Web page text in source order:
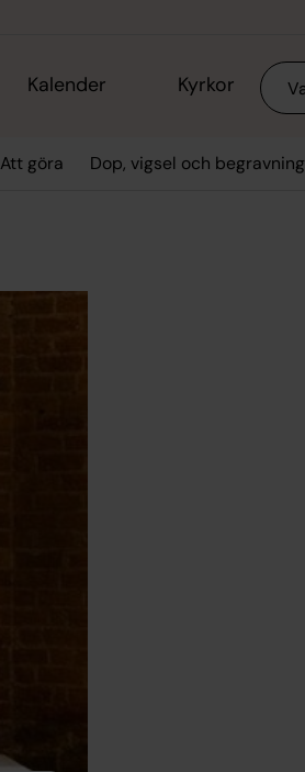
Kalender Kyrkor Sök
Att göra Dop, vigsel och begravning